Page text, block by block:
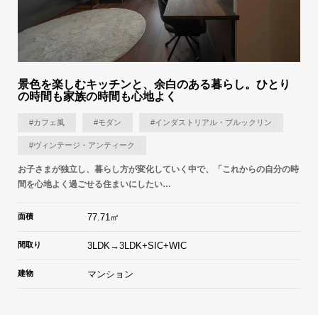
景色を楽しむキッチンと、余白のある暮らし。ひとり
の時間も家族の時間も心地よく
#カフェ風 #モダン #インダストリアル・ブルックリン
#ヴィンテージ・アンティーク
お子さまが独立し、暮らし方が変化していく中で、「これからの自分の時
間を心地よく過ごせる住まいにしたい…
面積 77.71㎡
間取り 3LDK→3LDK+SIC+WIC
建物 マンション